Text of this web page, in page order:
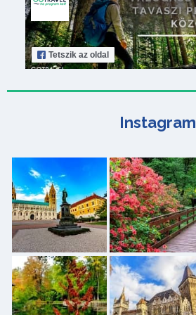
Tetszik az oldal
Instagram